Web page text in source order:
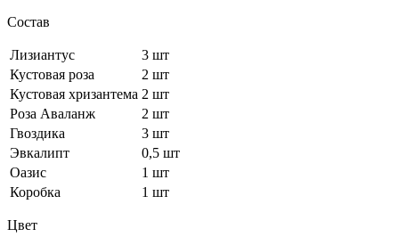
Состав
Лизиантус
3 шт
Кустовая роза
2 шт
Кустовая хризантема 2 шт
Роза Аваланж
2 шт
Гвоздика
3 шт
Эвкалипт
0,5 шт
Оазис
1 шт
Коробка
1 шт
Цвет